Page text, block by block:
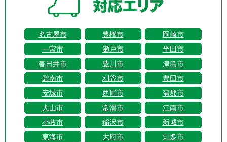
名古屋市 豊橋市
岡崎市
一宮市
瀬戸市
半田市
春日井市
豊川市
津島市
碧南市
刈谷市
豊田市
安城市
西尾市
蒲郡市
犬山市
常滑市
江南市
小牧市
稲沢市
新城市
東海市
大府市
知多市